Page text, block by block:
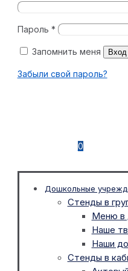
Пароль *
Запомнить меня Вход
Забыли свой пароль?
0
Дошкольные
Стенды в
Меню в
Наше
Наши
Стенды в